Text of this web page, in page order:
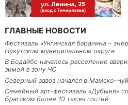
ГЛАВНЫЕ НОВОСТИ
Фестиваль «Унгинская баранина –
Нукутском муниципальном округе
В Бодайбо началось расселение
зимой в зону ЧС
Северный завоз начался в Мамско-
Семейный арт-фестиваль «Дубыня»
Братском более 10 тысяч гостей